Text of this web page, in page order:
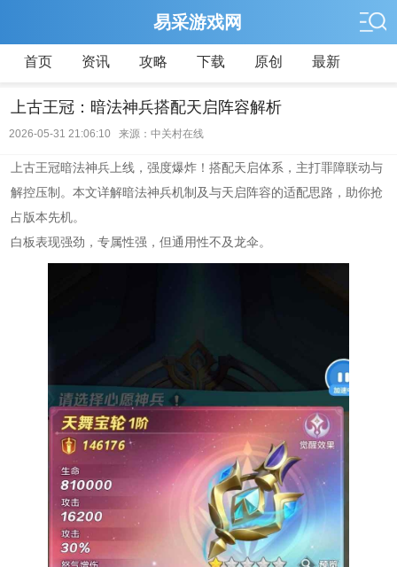
易采游戏网
首页 资讯 攻略 下载 原创 最新
上古王冠：暗法神兵搭配天启阵容解析
2026-05-31 21:06:10 来源：中关村在线
上古王冠暗法神兵上线，强度爆炸！搭配天启体系，主打罪障联动与
解控压制。本文详解暗法神兵机制及与天启阵容的适配思路，助你抢
占版本先机。
白板表现强劲，专属性强，但通用性不及龙伞。